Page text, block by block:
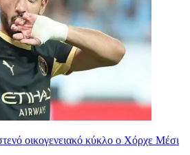
οικογενειακό κύκλο ο Χόρχε Μέσι